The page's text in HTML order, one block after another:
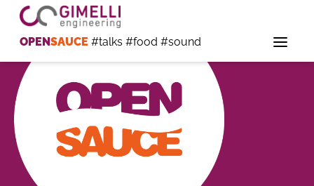
OPENSAUCE #talks #food #sound